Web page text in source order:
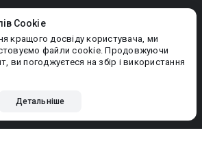
Cookie
кращого досвіду користувача, ми
файли cookie. Продовжуючи
ви погоджуєтеся на збір і використання
Детальніше
контенту
захищено.